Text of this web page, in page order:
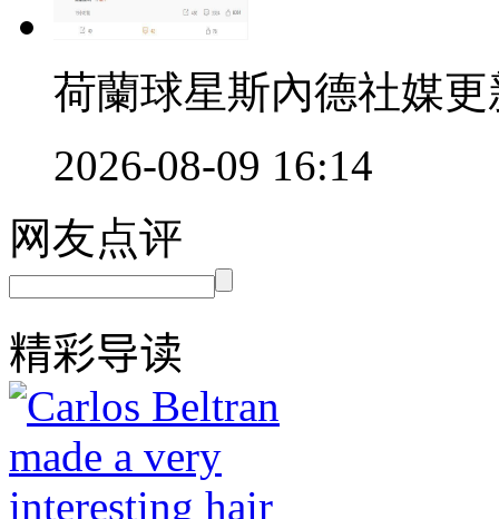
荷蘭球星斯內德社媒更新
2026-08-09 16:14
网友点评
精彩导读